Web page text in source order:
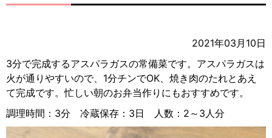
2021年03月10日
3分で完成するアスパラガスの常備菜です。アスパラガスは
火が通りやすいので、1分チンでOK、焼き肉のたれとあえ
て完成です。忙しい朝のお弁当作りにもおすすめです。
調理時間：3分 冷蔵保存：3日 人数：2～3人分